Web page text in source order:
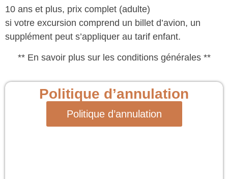
10 ans et plus, prix complet (adulte)
si votre excursion comprend un billet d’avion, un
supplément peut s’appliquer au tarif enfant.
** En savoir plus sur les conditions générales **
Politique d’annulation
Politique d’annulation